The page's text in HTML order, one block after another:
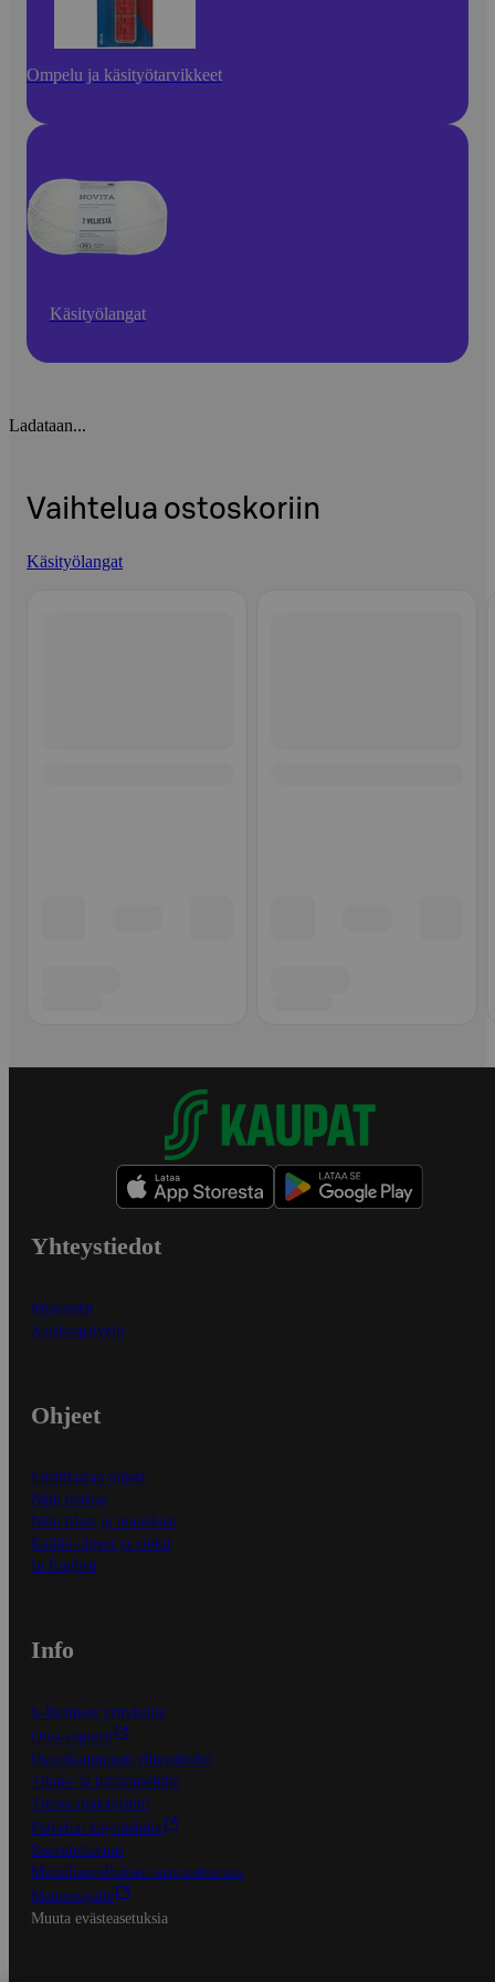
Ompelu ja käsityötarvikkeet
Käsityölangat
Ladataan...
Vaihtelua ostoskoriin
Käsityölangat
Yhteystiedot
Myymälät
Asiakaspalvelu
Ohjeet
Ensitilaajan ohjeet
Näin maksat
Näin tilaat ja muokkaat
Kaikki ohjeet ja vinkit
In English
Info
S-Business yrityksille
Oiva-raportit
Osuuskauppojen yhteystiedot
Tilaus- ja toimitusehdot
Tietosuojakäytäntö
Palvelun käyttöehdot
Saavutettavuus
Mobiilisovelluksen saavutettavuus
Mainostajalle
Muuta evästeasetuksia